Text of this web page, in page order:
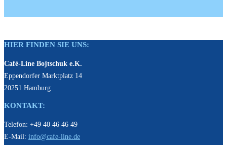
HIER FINDEN SIE UNS:
Café-Line Bojtschuk e.K.
Eppendorfer Marktplatz 14
20251 Hamburg
KONTAKT:
Telefon: +49 40 46 46 49
E-Mail: info@cafe-line.de